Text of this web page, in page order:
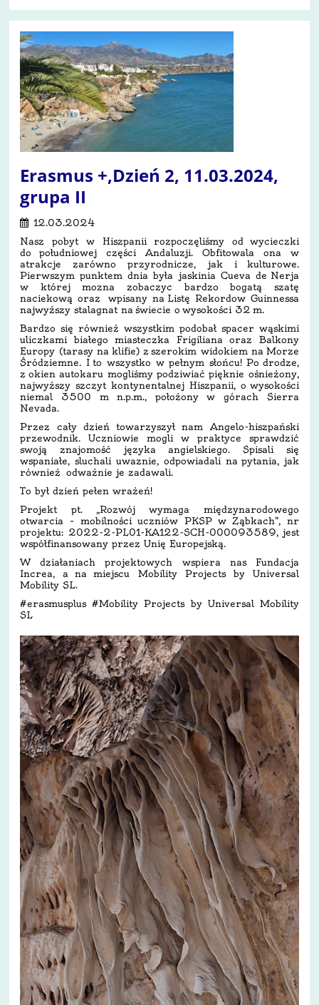
Erasmus +,Dzień 2, 11.03.2024,
grupa II
12.03.2024
Nasz pobyt w Hiszpanii rozpoczęliśmy od wycieczki
do południowej części Andaluzji. Obfitowala ona w
atrakcje zarówno przyrodnicze, jak i kulturowe.
Pierwszym punktem dnia była jaskinia Cueva de Nerja
w której mozna zobaczyc bardzo bogatą szatę
naciekową oraz wpisany na Listę Rekordow Guinnessa
najwyższy stalagnat na świecie o wysokości 32 m.
Bardzo się również wszystkim podobał spacer wąskimi
uliczkami białego miasteczka Frigiliana oraz Balkony
Europy (tarasy na klifie) z szerokim widokiem na Morze
Śródziemne. I to wszystko w pełnym słońcu! Po drodze,
z okien autokaru mogliśmy podziwiać pięknie ośnieżony,
najwyższy szczyt kontynentalnej Hiszpanii, o wysokości
niemal 3500 m n.p.m., położony w górach Sierra
Nevada.
Przez cały dzień towarzyszył nam Angelo-hiszpański
przewodnik. Uczniowie mogli w praktyce sprawdzić
swoją znajomość języka angielskiego. Spisali się
wspaniałe, sluchali uwaznie, odpowiadali na pytania, jak
również odważnie je zadawali.
To był dzień pełen wrażeń!
Projekt pt. „Rozwój wymaga międzynarodowego
otwarcia – mobilności uczniów PKSP w Ząbkach”, nr
projektu: 2022-2-PL01-KA122-SCH-000093589, jest
współfinansowany przez Unię Europejską.
W działaniach projektowych wspiera nas Fundacja
Increa, a na miejscu Mobility Projects by Universal
Mobility SL.
#erasmusplus #Mobility Projects by Universal Mobility
SL